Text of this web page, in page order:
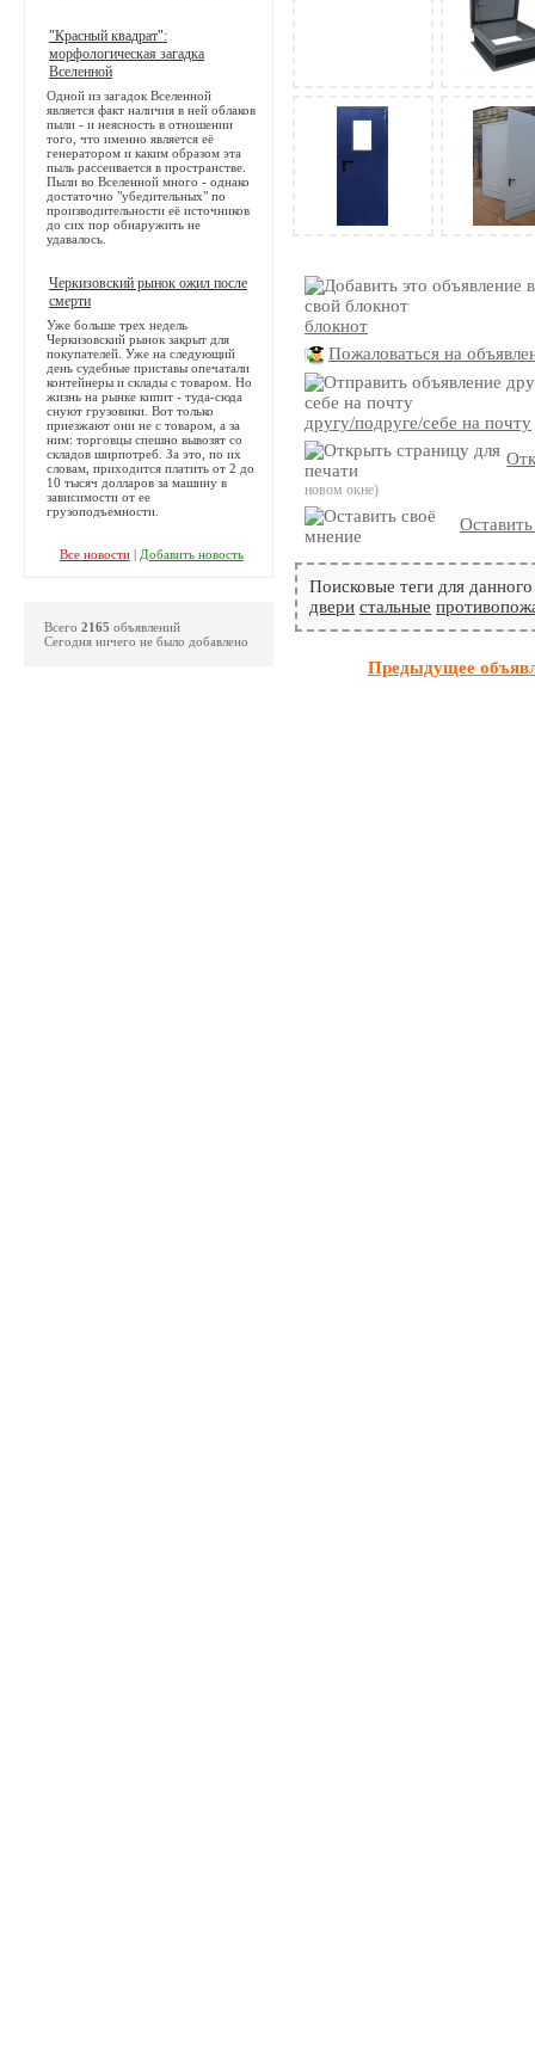
блокнот
Пожаловаться на
другу/подруге/себе на почту
новом окне)
Поисковые теги для
двери стальные
Предыдущее
"Красный квадрат":
морфологическая загадка
Вселенной
Одной из загадок Вселенной
является факт наличия в ней облаков
пыли - и неясность в отношении
того, что именно является её
генератором и каким образом эта
пыль рассеивается в пространстве.
Пыли во Вселенной много - однако
достаточно "убедительных" по
производительности её источников
до сих пор обнаружить не
удавалось.
Черкизовский рынок ожил после
смерти
Уже больше трех недель
Черкизовский рынок закрыт для
покупателей. Уже на следующий
день судебные приставы опечатали
контейнеры и склады с товаром. Но
жизнь на рынке кипит - туда-сюда
снуют грузовики. Вот только
приезжают они не с товаром, а за
ним: торговцы спешно вывозят со
складов ширпотреб. За это, по их
словам, приходится платить от 2 до
10 тысяч долларов за машину в
зависимости от ее
грузоподъемности.
Все новости| Добавить новость
Всего 2165 объявлений
Сегодня ничего не было добавлено